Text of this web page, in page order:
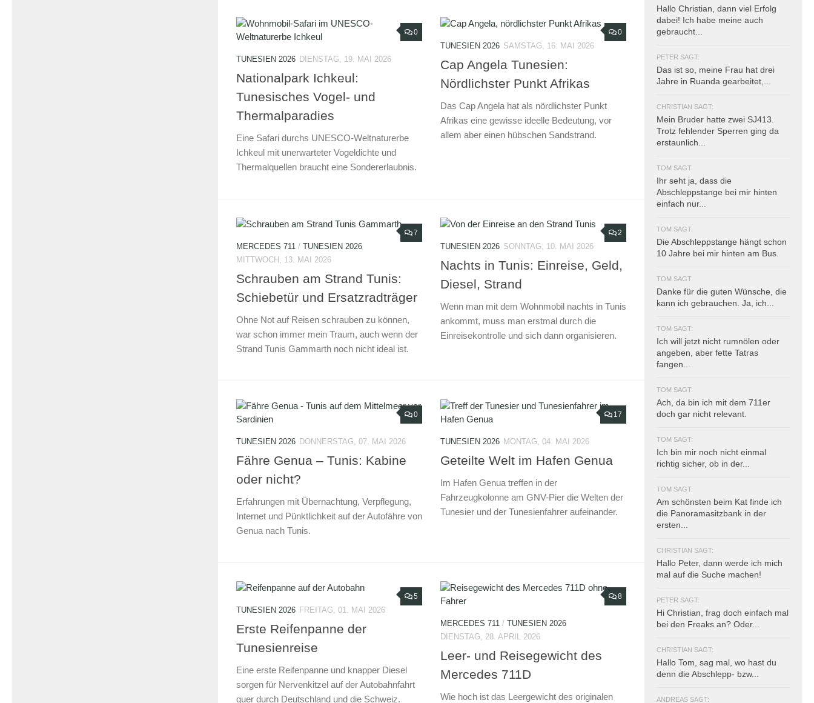
0
TUNESIEN 2026 DIENSTAG, 19. MAI 2026
Nationalpark Ichkeul:
Tunesisches Vogel- und
Thermalparadies
Eine Safari durchs UNESCO-Weltnaturerbe
Ichkeul mit unerwarteter Vogeldichte und
Thermalquellen braucht eine Sondererlaubnis.
0
TUNESIEN 2026 SAMSTAG, 16. MAI 2026
Cap Angela Tunesien:
Nördlichster Punkt Afrikas
Das Cap Angela hat als nördlichster Punkt
Afrikas eine gewisse ideelle Bedeutung, vor
allem aber einen hübschen Sandstrand.
7
MERCEDES 711 / TUNESIEN 2026
MITTWOCH, 13. MAI 2026
Schrauben am Strand Tunis:
Schiebetür und Ersatzradträger
Ohne Not auf Reisen schrauben zu können,
war schon immer mein Traum, auch wenn der
Strand Tunis Gammarth noch nicht ideal ist.
2
TUNESIEN 2026 SONNTAG, 10. MAI 2026
Nachts in Tunis: Einreise, Geld,
Diesel, Strand
Wenn man mit dem Wohnmobil nachts in Tunis
ankommt, muss man erstmal durch die
Einreisekontrolle und sich dann organisieren.
0
TUNESIEN 2026 DONNERSTAG, 07. MAI 2026
Fähre Genua – Tunis: Kabine
oder nicht?
Erfahrungen mit Übernachtung, Verpflegung,
Internet und Pünktlichkeit auf der Autofähre von
Genua nach Tunis.
17
TUNESIEN 2026 MONTAG, 04. MAI 2026
Geteilte Welt im Hafen Genua
Im Hafen Genua treffen in der
Fahrzeugkolonne am GNV-Pier die Welten der
Tunesier und der Tunesienfahrer aufeinander.
5
TUNESIEN 2026 FREITAG, 01. MAI 2026
Erste Reifenpanne der
Tunesienreise
Eine erste Reifenpanne und knapper Diesel
sorgen für Nervenkitzel auf der Autobahnfahrt
quer durch Deutschland und die Schweiz.
8
MERCEDES 711 / TUNESIEN 2026
DIENSTAG, 28. APRIL 2026
Leer- und Reisegewicht des
Mercedes 711D
Wie hoch ist das Leergewicht des originalen
Hallo Christian, dann viel Erfolg
dabei! Ich habe meine auch
gebraucht...
PETER SAGT:
Das ist so, meine Frau hat drei
Jahre in Ruanda gearbeitet,...
CHRISTIAN SAGT:
Mein Bruder hatte zwei SJ413.
Trotz fehlender Sperren ging da
erstaunlich...
TOM SAGT:
Ihr seht ja, dass die
Abschleppstange bei mir hinten
einfach nur...
TOM SAGT:
Die Abschleppstange hängt schon
10 Jahre bei mir hinten am Bus.
TOM SAGT:
Danke für die guten Wünsche, die
kann ich gebrauchen. Ja, ich...
TOM SAGT:
Ich will jetzt nicht rumnölen oder
angeben, aber fette Tatras
fangen...
TOM SAGT:
Ach, da bin ich mit dem 711er
doch gar nicht relevant.
TOM SAGT:
Ich bin mir noch nicht einmal
richtig sicher, ob in der...
TOM SAGT:
Am schönsten beim Kat finde ich
die Panoramasitzbank in der
ersten...
CHRISTIAN SAGT:
Hallo Peter, dann werde ich mich
mal auf die Suche machen!
PETER SAGT:
Hi Christian, frag doch einfach mal
bei den Freaks an? Oder...
CHRISTIAN SAGT:
Hallo Tom, sag mal, wo hast du
denn die Abschlepp- bzw...
ANDREAS SAGT: